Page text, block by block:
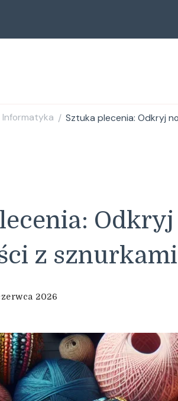
Informatyka / Sztuka plecenia: Odkryj
z sznurkami
2026